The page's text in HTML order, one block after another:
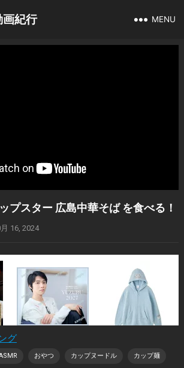
画紀行 MENU
プスター 広島中華そば を食べる！
16, 2024
グ
おやつ カップヌードル カップ麺